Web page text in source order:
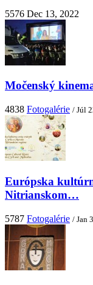
5576 Dec 13, 2022
Močenský
4838 Fotogalérie / Júl
Európska
Nitrianskom…
5787 Fotogalérie / Jan